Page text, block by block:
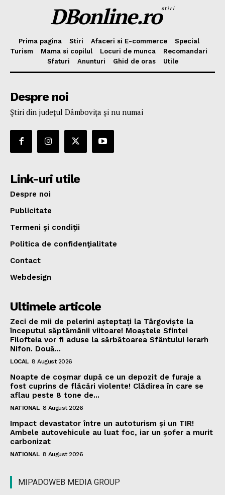
DBonline.rostiri
Prima pagina Stiri Afaceri si E-commerce
Special
Turism
Mama si copilul Locuri de munca
Recomandari
Sfaturi
Anunturi Ghid de oras Utile
Despre noi
Ştiri din judeţul Dâmboviţa şi nu numai
Link-uri utile
Despre noi
Publicitate
Termeni şi condiţii
Politica de confidenţialitate
Contact
Webdesign
Ultimele articole
Zeci de mii de pelerini așteptați la Târgoviște la
începutul săptămânii viitoare! Moaștele Sfintei
Filofteia vor fi aduse la sărbătoarea Sfântului Ierarh
Nifon. Două...
LOCAL 8 August 2026
Noapte de coșmar după ce un depozit de furaje a
fost cuprins de flăcări violente! Clădirea în care se
aflau peste 8 tone de...
NATIONAL 8 August 2026
Impact devastator între un autoturism și un TIR!
Ambele autovehicule au luat foc, iar un șofer a murit
carbonizat
NATIONAL 8 August 2026
MIPADOWEB MEDIA GROUP